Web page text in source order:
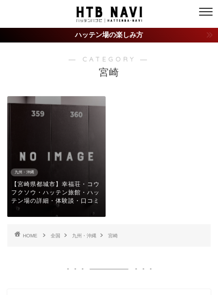
ハッテン場の楽しみ方
― CATEGORY ―
宮崎
九州・沖縄
【宮崎県都城市】幸福荘・コウ
フクソウ・ハッテン旅館・ハッ
テン場の詳細・体験談・口コミ
HOME 全国 九州・沖縄 宮崎